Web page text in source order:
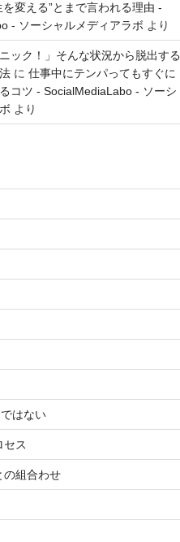
を変える”とまで言われる理由 -
- ソーシャルメディアラボ より
ック！」そんな状況から脱出する
に 仕事中にテンパってもすぐに
コツ - SocialMediaLabo - ソーシ
より
はない
セス
の組合わせ